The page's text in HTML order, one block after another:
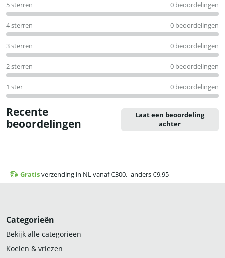
uit
5
5 sterren 0 beoordelingen
4 sterren 0 beoordelingen
3 sterren 0 beoordelingen
2 sterren 0 beoordelingen
1 ster 0 beoordelingen
Recente
beoordelingen
Laat een beoordeling
achter
Gratisverzending in NL vanaf €300,- anders €9,95
Categorieën
Bekijk alle categorieën
Koelen & vriezen